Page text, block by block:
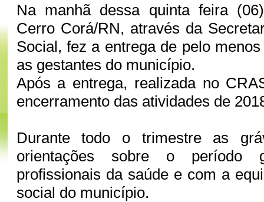
Na manhã dessa quinta feira
Cerro Corá/RN, através da
Social, fez a entrega de pelo
as gestantes do município.
Após a entrega, realizada no
encerramento das atividades de
Durante todo o trimestre as
orientações sobre o período
profissionais da saúde e com a
social do município.